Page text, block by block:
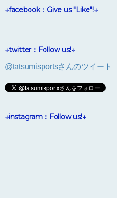
↓facebook：Give us "Like"!↓
↓twitter：Follow us!↓
@tatsumisportsさんのツイート
↓instagram：Follow us!↓